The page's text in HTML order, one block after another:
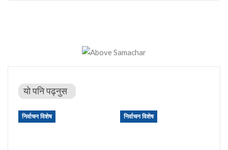
यो पनि पढ्नुस
निर्वाचन विशेष निर्वाचन विशेष